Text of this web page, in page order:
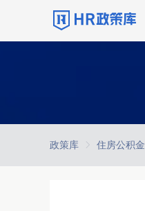
政策库 住房公积金